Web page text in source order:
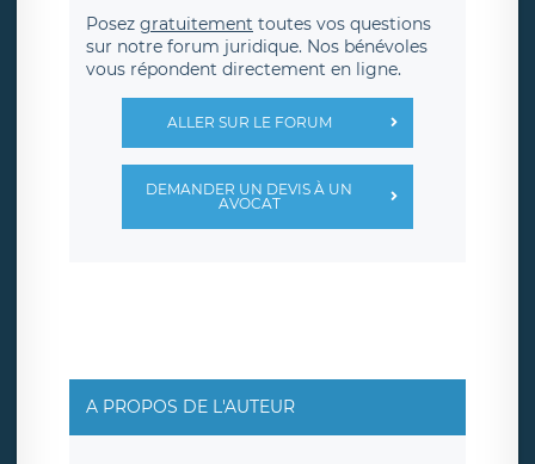
Posez gratuitement toutes vos questions
sur notre forum juridique. Nos bénévoles
vous répondent directement en ligne.
ALLER SUR LE FORUM
DEMANDER UN DEVIS À UN
AVOCAT
A PROPOS DE L'AUTEUR